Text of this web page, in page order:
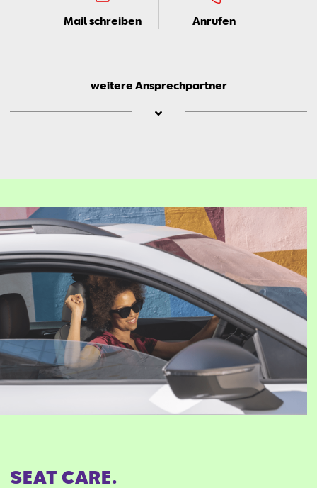
Mail schreiben Anrufen
weitere Ansprechpartner
Ver­kauf
Mail schreiben Anrufen
SEAT CARE.